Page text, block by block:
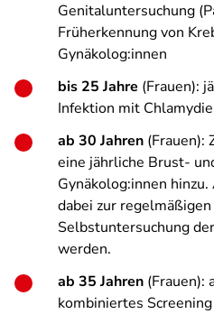
Genitaluntersuchung
Früherkennung von
Gynäkolog:innen
bis 25 Jahre (Frauen):
Infektion mit
ab 30 Jahren (Frauen):
eine jährliche Brust-
Gynäkolog:innen
dabei zur
Selbstuntersuchung
werden.
ab 35 Jahren (Frauen):
kombiniertes